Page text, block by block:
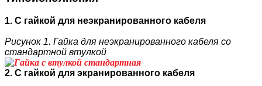
1. С гайкой для неэкранированного кабеля
Рисунок 1. Гайка для неэкранированного кабеля со
стандартной втулкой
2. С гайкой для экранированного кабеля